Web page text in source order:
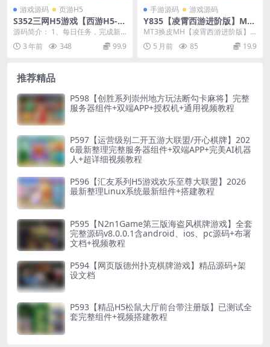
游戏源码 页游H5
S352三网H5游戏【西游H5-取
经之路超变端】最新整理Linu
源码简介： 1、每日任务，完成新
手指引后，会开启每日任务，根据
任务提示去完成，可...
3 年前 348 99.9
手游源码 游戏源码
Y835【凌霄西游进阶版】MT3
换皮MH2026最新整理Linux
手工服务端+安卓苹果双端+G
M后台
MT3换皮MH【凌霄西游进阶版】
最新整理Linux手工服务端+安卓苹
果双端+GM...
5 月前 85 19.9
推荐精品
P598【创胜系列崇州地方玩法断勾卡麻将】完整
服务器组件+双端APP+授权机+通用视频教程
P597【运营级别二开五游大联盟/开心棋牌】202
6最新整理完整服务器组件+双端APP+完美AI机器
人+超详细视频教程
P596【汇友系列H5游戏欢乐至尊大联盟】2026
最新整理Linux系统最新组件+搭建教程
P595【N2n1Game第三版海盗风棋牌游戏】全套
完整源码v8.0.0.1含android、ios、pc源码+布署
文档+视频教程
P594【网页版德州扑克棋牌游戏】精品源码+架
设文档
P593【精品H5松鼠大厅前台带注册版】已测试全
套完整组件+视频搭建教程